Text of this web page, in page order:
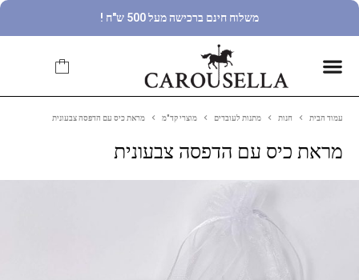
משלוח חינם ברכישה מעל 500 ש"ח !
עמוד הבית חנות מתנות לעובדים מוצרי קד"מ מראת כיס עם הדפסה צבעונית
מראת כיס עם הדפסה צבעונית